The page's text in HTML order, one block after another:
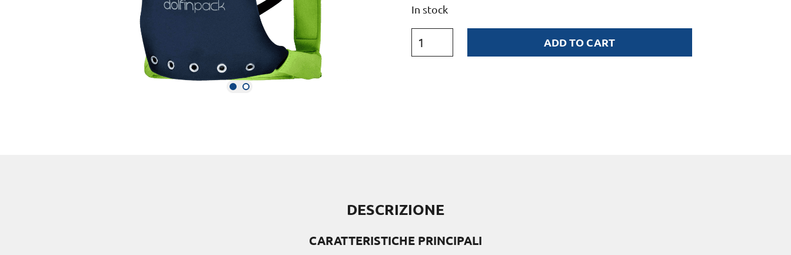
In stock
ADD TO CART
DESCRIZIONE
CARATTERISTICHE PRINCIPALI